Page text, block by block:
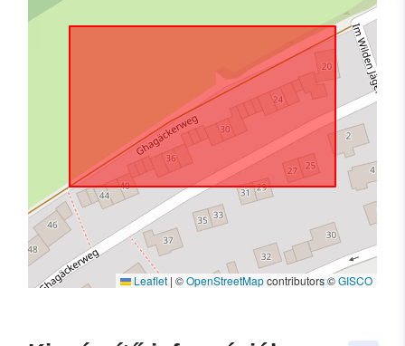
Leaflet | ©OpenStreetMapcontributors ©GISCO